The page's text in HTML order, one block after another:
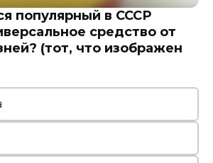
популярный в СССР
средство от
(тот, что изображен